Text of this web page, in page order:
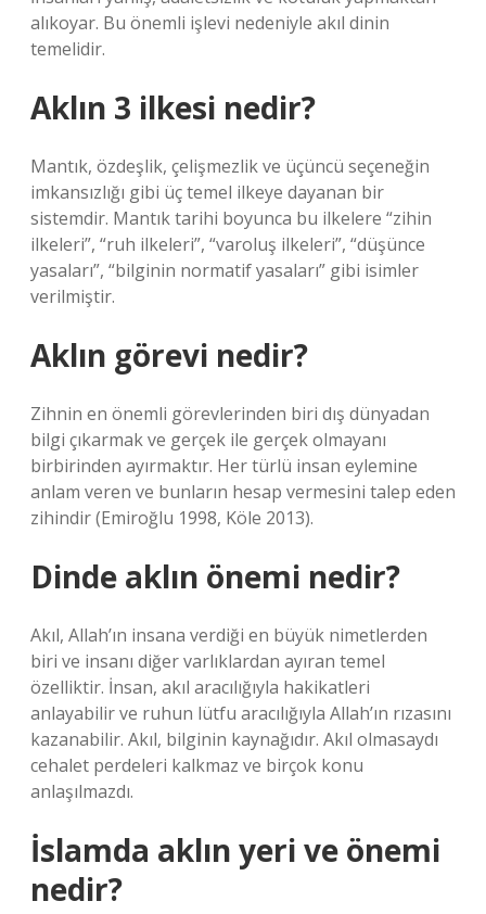
alıkoyar. Bu önemli işlevi nedeniyle akıl dinin
temelidir.
Aklın 3 ilkesi nedir?
Mantık, özdeşlik, çelişmezlik ve üçüncü seçeneğin
imkansızlığı gibi üç temel ilkeye dayanan bir
sistemdir. Mantık tarihi boyunca bu ilkelere “zihin
ilkeleri”, “ruh ilkeleri”, “varoluş ilkeleri”, “düşünce
yasaları”, “bilginin normatif yasaları” gibi isimler
verilmiştir.
Aklın görevi nedir?
Zihnin en önemli görevlerinden biri dış dünyadan
bilgi çıkarmak ve gerçek ile gerçek olmayanı
birbirinden ayırmaktır. Her türlü insan eylemine
anlam veren ve bunların hesap vermesini talep eden
zihindir (Emiroğlu 1998, Köle 2013).
Dinde aklın önemi nedir?
Akıl, Allah’ın insana verdiği en büyük nimetlerden
biri ve insanı diğer varlıklardan ayıran temel
özelliktir. İnsan, akıl aracılığıyla hakikatleri
anlayabilir ve ruhun lütfu aracılığıyla Allah’ın rızasını
kazanabilir. Akıl, bilginin kaynağıdır. Akıl olmasaydı
cehalet perdeleri kalkmaz ve birçok konu
anlaşılmazdı.
İslamda aklın yeri ve önemi
nedir?